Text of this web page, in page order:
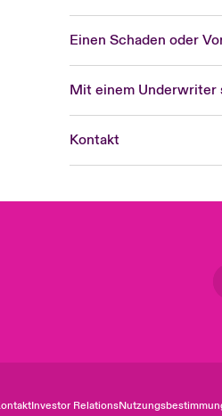
Einen Schaden oder
Mit einem Underwriter
Kontakt
Investor Relations